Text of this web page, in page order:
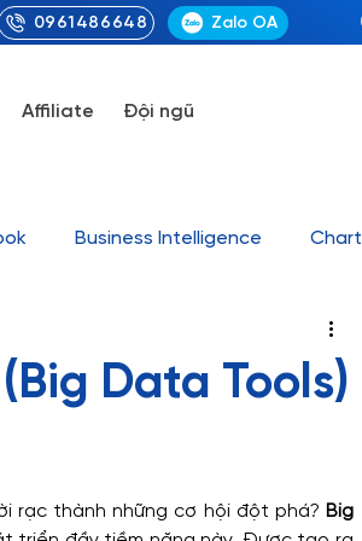
0961486648 Zalo OA
Affiliate Đội ngũ
Business Intelligence Chart
Marketing Automation
Case study Dashboard mẫu
Data Tools)
rạc thành những cơ hội đột phá? Big